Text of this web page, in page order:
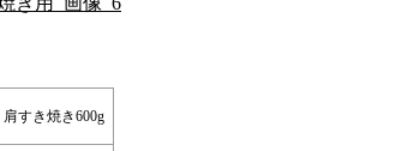
すき焼き600g